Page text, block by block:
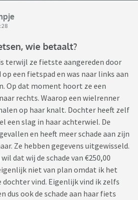
wie betaalt?
terwijl ze fietste aangereden door
een fietspad en was naar links aan
Op dat moment hoort ze een
rechts. Waarop een wielrenner
op haar knalt. Dochter heeft zelf
een slag in haar achterwiel. De
en heeft meer schade aan zijn
Ze hebben gegevens uitgewisseld.
dat wij de schade van €250,00
niet van plan omdat ik het
dochter vind. Eigenlijk vind ik zelfs
dus ook de schade aan haar fiets